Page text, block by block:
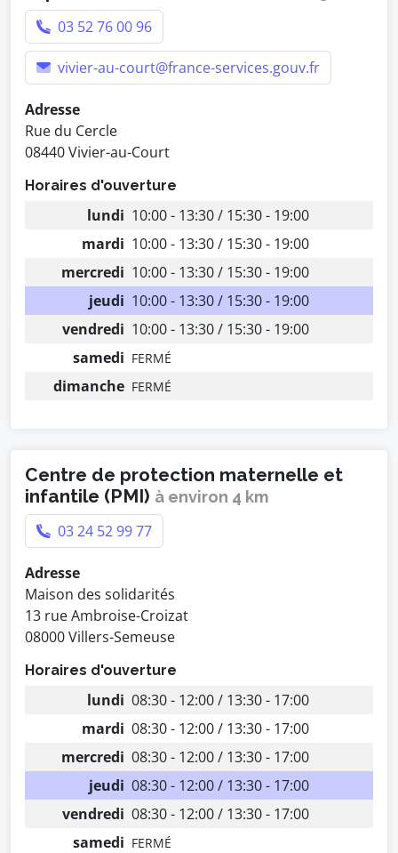
03 52 76 00 96
vivier-au-court@france-services.gouv.fr
Adresse
Rue du Cercle
08440 Vivier-au-Court
Horaires d'ouverture
lundi 10:00 - 13:30 / 15:30 - 19:00
mardi 10:00 - 13:30 / 15:30 - 19:00
mercredi 10:00 - 13:30 / 15:30 - 19:00
jeudi 10:00 - 13:30 / 15:30 - 19:00
vendredi 10:00 - 13:30 / 15:30 - 19:00
samedi FERMÉ
dimanche FERMÉ
Centre de protection maternelle et
infantile (PMI) à environ 4 km
03 24 52 99 77
Adresse
Maison des solidarités
13 rue Ambroise-Croizat
08000 Villers-Semeuse
Horaires d'ouverture
lundi 08:30 - 12:00 / 13:30 - 17:00
mardi 08:30 - 12:00 / 13:30 - 17:00
mercredi 08:30 - 12:00 / 13:30 - 17:00
jeudi 08:30 - 12:00 / 13:30 - 17:00
vendredi 08:30 - 12:00 / 13:30 - 17:00
samedi FERMÉ